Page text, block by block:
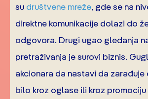
su društvene mreže, gde se na
direktne komunikacije dolazi do
odgovora. Drugi ugao gledanja
pretraživanja je surovi biznis.
akcionara da nastavi da
bilo kroz oglase ili kroz